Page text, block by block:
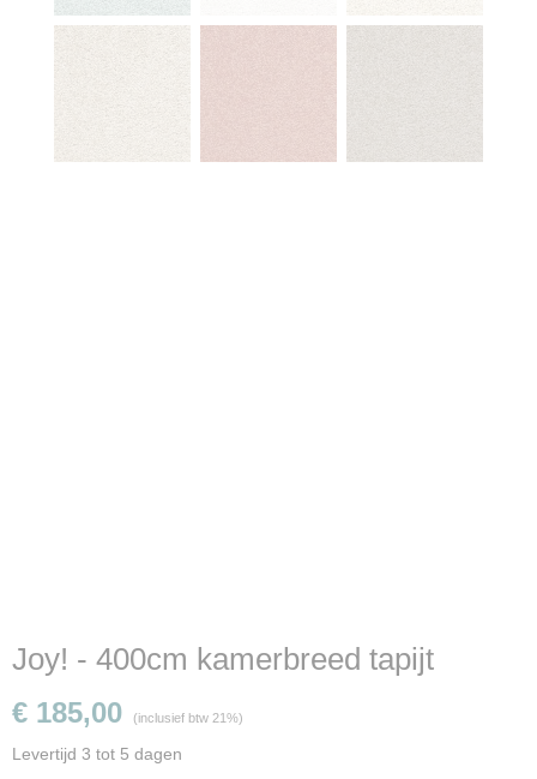
Joy! - 400cm kamerbreed tapijt
€ 185,00 (inclusief btw 21%)
Levertijd 3 tot 5 dagen